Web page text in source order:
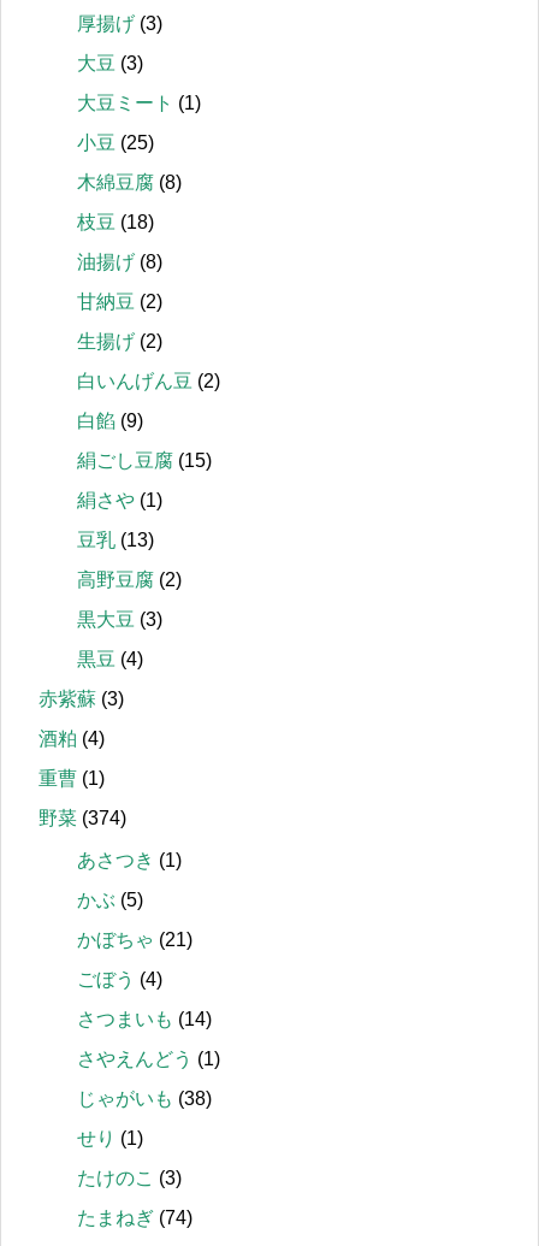
厚揚げ (3)
大豆 (3)
大豆ミート (1)
小豆 (25)
木綿豆腐 (8)
枝豆 (18)
油揚げ (8)
甘納豆 (2)
生揚げ (2)
白いんげん豆 (2)
白餡 (9)
絹ごし豆腐 (15)
絹さや (1)
豆乳 (13)
高野豆腐 (2)
黒大豆 (3)
黒豆 (4)
赤紫蘇 (3)
酒粕 (4)
重曹 (1)
野菜 (374)
あさつき (1)
かぶ (5)
かぼちゃ (21)
ごぼう (4)
さつまいも (14)
さやえんどう (1)
じゃがいも (38)
せり (1)
たけのこ (3)
たまねぎ (74)